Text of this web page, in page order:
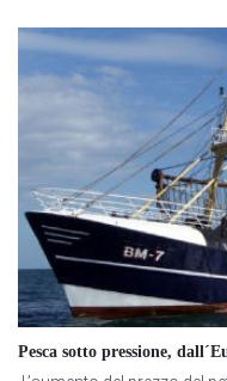
Pesca sotto pressione,